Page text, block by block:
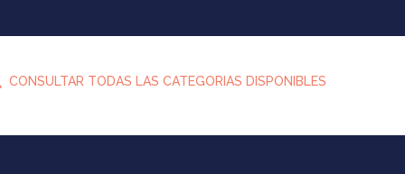
CONSULTAR TODAS LAS CATEGORIAS DISPONIBLES